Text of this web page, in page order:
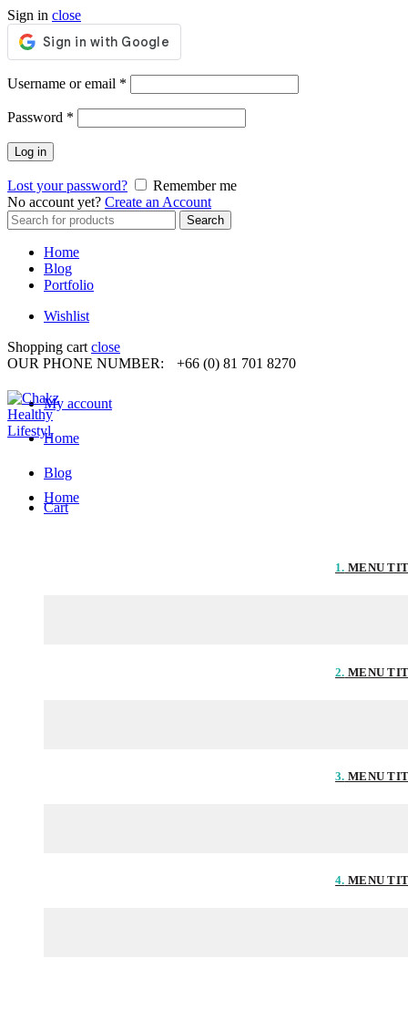
Sign in close
Username or email *
Password *
Log in
Lost your password?
Remember me
No account yet? Create an Account
Search
for:
Search
Home
Blog
Portfolio
Wishlist
Shopping cart close
OUR PHONE NUMBER:
+66 (0) 81 701 8270
My account
Home
Blog
Cart
Home
1. MENU
2. MENU
3. MENU
4. MENU